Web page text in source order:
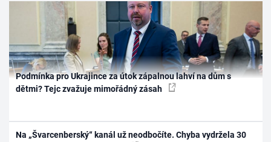
Podmínka pro Ukrajince za útok zápalnou lahví na dům s
dětmi? Tejc zvažuje mimořádný zásah
Na „Švarcenberský“ kanál už neodbočíte. Chyba vydržela 30